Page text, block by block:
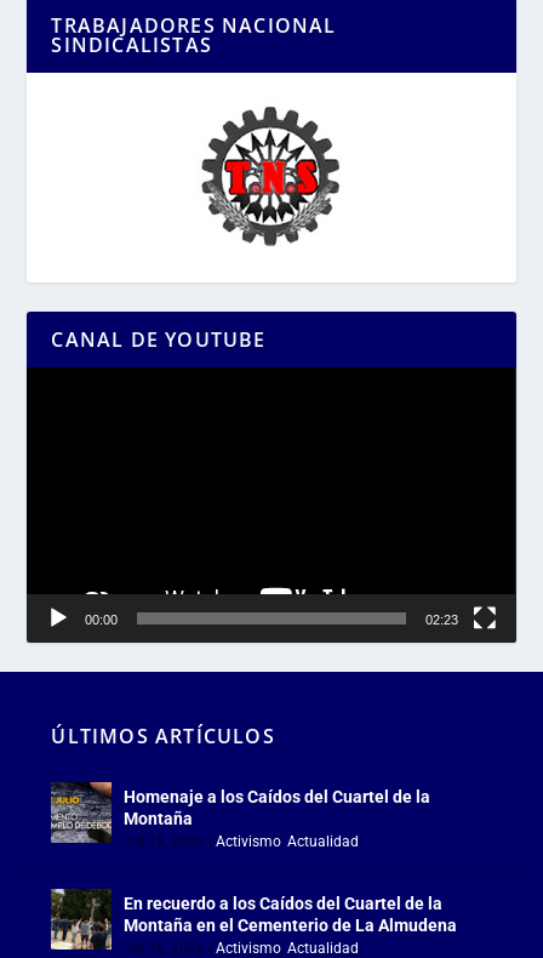
TRABAJADORES NACIONAL
SINDICALISTAS
CANAL DE YOUTUBE
00:00 02:23
ÚLTIMOS ARTÍCULOS
Homenaje a los Caídos del Cuartel de la
Montaña
Jul 18, 2026 |Activismo ,Actualidad
En recuerdo a los Caídos del Cuartel de la
Montaña en el Cementerio de La Almudena
Jul 18, 2026 |Activismo ,Actualidad